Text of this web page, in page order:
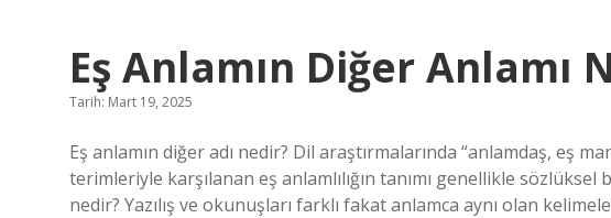
Eş Anlamın Diğer Anlamı
Tarih: Mart 19, 2025
Eş anlamın diğer adı nedir? Dil araştırmalarında “anlamdaş, eş
terimleriyle karşılanan eş anlamlılığın tanımı genellikle sözlüksel
nedir? Yazılış ve okunuşları farklı fakat anlamca aynı olan